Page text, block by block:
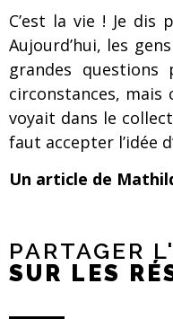
C’est la vie ! Je
Aujourd’hui, les
grandes questions
circonstances, mais
voyait dans le
faut accepter l’idée
Un article de
PARTAGER
SUR LES